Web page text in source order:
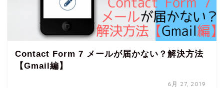
Contact Form 7 メールが届かない？解決方法
【Gmail編】
6月 27, 2019